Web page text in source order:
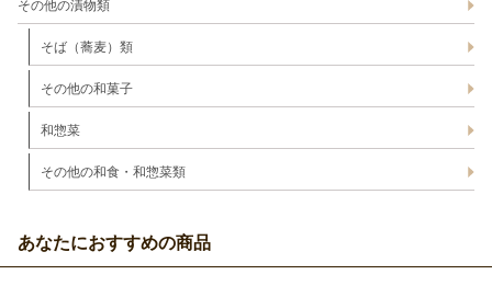
その他の漬物類
そば（蕎麦）類
その他の和菓子
和惣菜
その他の和食・和惣菜類
あなたにおすすめの商品